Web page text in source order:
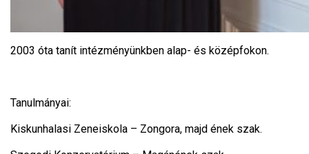
2003 óta tanít intézményünkben alap- és középfokon.
Tanulmányai:
Kiskunhalasi Zeneiskola – Zongora, majd ének szak.